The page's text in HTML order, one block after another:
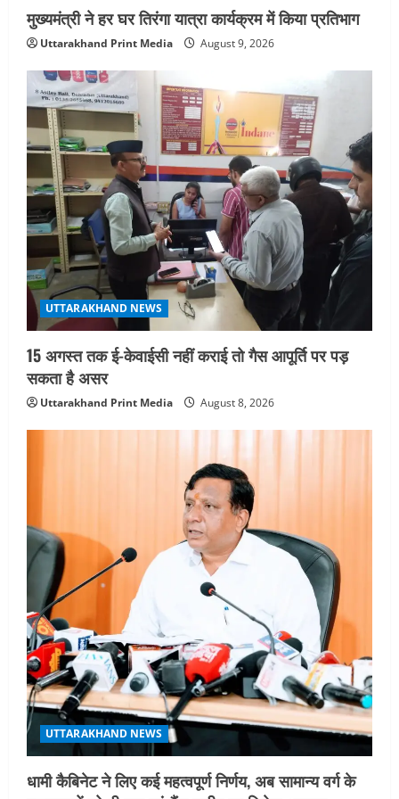
मुख्यमंत्री ने हर घर तिरंगा यात्रा कार्यक्रम में किया प्रतिभाग
Uttarakhand Print Media August 9, 2026
UTTARAKHAND NEWS
15 अगस्त तक ई-केवाईसी नहीं कराई तो गैस आपूर्ति पर पड़
सकता है असर
Uttarakhand Print Media August 8, 2026
UTTARAKHAND NEWS
धामी कैबिनेट ने लिए कई महत्वपूर्ण निर्णय, अब सामान्य वर्ग के